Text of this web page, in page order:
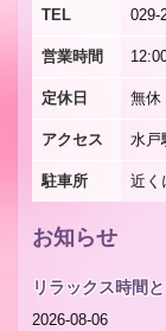
TEL 029-
営業時間
定休日 無休
アクセス 水戸
駐車所 近く
お知らせ
リラックス時間
2026-08-06